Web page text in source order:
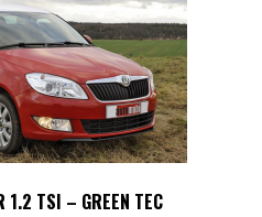
1.2 TSI – GREEN TEC